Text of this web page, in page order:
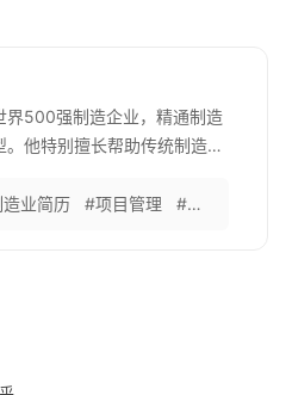
界500强制造企业，精通制造
他特别擅长帮助传统制造业
可量化成果和项目管理经验的
业简历 #项目管理 #技术转型